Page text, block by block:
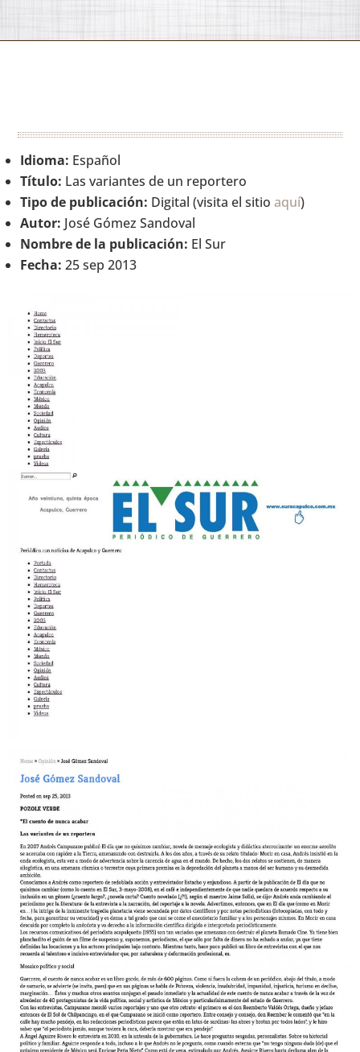
Idioma: Español
Título: Las variantes de un reportero
Tipo de publicación: Digital (visita el sitio aquí)
Autor: José Gómez Sandoval
Nombre de la publicación: El Sur
Fecha: 25 sep 2013